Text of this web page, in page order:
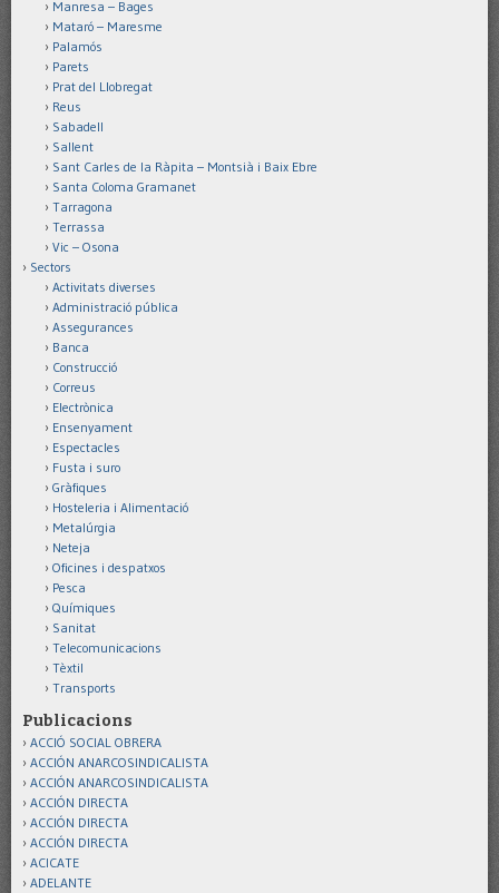
Manresa – Bages
Mataró – Maresme
Palamós
Parets
Prat del Llobregat
Reus
Sabadell
Sallent
Sant Carles de la Ràpita – Montsià i Baix Ebre
Santa Coloma Gramanet
Tarragona
Terrassa
Vic – Osona
Sectors
Activitats diverses
Administració pública
Assegurances
Banca
Construcció
Correus
Electrònica
Ensenyament
Espectacles
Fusta i suro
Gràfiques
Hosteleria i Alimentació
Metalúrgia
Neteja
Oficines i despatxos
Pesca
Químiques
Sanitat
Telecomunicacions
Tèxtil
Transports
Publicacions
ACCIÓ SOCIAL OBRERA
ACCIÓN ANARCOSINDICALISTA
ACCIÓN ANARCOSINDICALISTA
ACCIÓN DIRECTA
ACCIÓN DIRECTA
ACCIÓN DIRECTA
ACICATE
ADELANTE